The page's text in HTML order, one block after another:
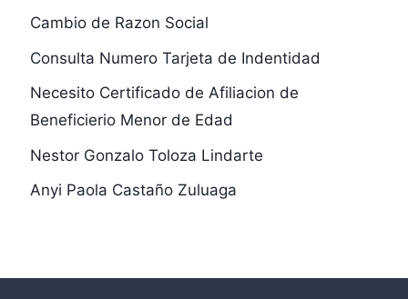
Cambio de Razon Social
Consulta Numero Tarjeta de Indentidad
Necesito Certificado de Afiliacion de
Beneficierio Menor de Edad
Nestor Gonzalo Toloza Lindarte
Anyi Paola Castaño Zuluaga